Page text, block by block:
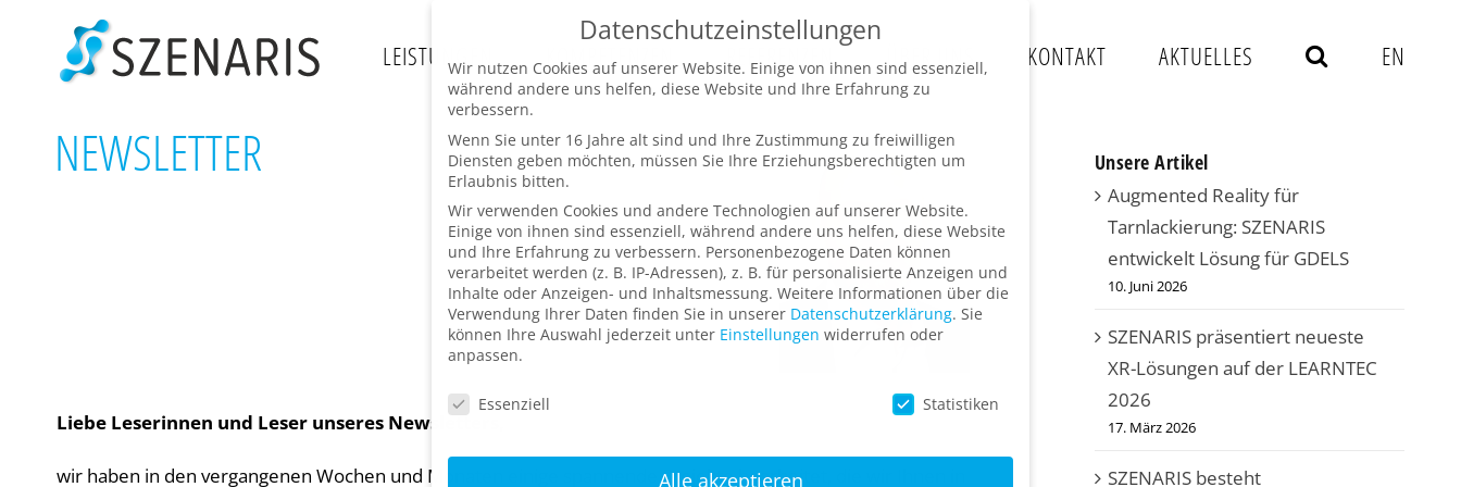
springen
LEISTUNGEN KOMPETENZEN REFERENZEN ÜBER UNS KONTAKT AKTUELLES EN
NEWSLETTER
Liebe Leserinnen und Leser unseres Newsletters,
wir haben in den vergangenen Wochen und Monaten einige spannende Projekte bearbeitet, die wir Ihnen in
Unsere Artikel
Augmented Reality für
Tarnlackierung: SZENARIS
entwickelt Lösung für GDELS
10. Juni 2026
SZENARIS präsentiert neueste
XR-Lösungen auf der LEARNTEC
2026
17. März 2026
SZENARIS besteht
Datenschutzeinstellungen
Wir nutzen Cookies auf unserer Website. Einige von ihnen sind essenziell,
während andere uns helfen, diese Website und Ihre Erfahrung zu
verbessern.
Wenn Sie unter 16 Jahre alt sind und Ihre Zustimmung zu freiwilligen
Diensten geben möchten, müssen Sie Ihre Erziehungsberechtigten um
Erlaubnis bitten.
Wir verwenden Cookies und andere Technologien auf unserer Website.
Einige von ihnen sind essenziell, während andere uns helfen, diese Website
und Ihre Erfahrung zu verbessern. Personenbezogene Daten können
verarbeitet werden (z. B. IP-Adressen), z. B. für personalisierte Anzeigen und
Inhalte oder Anzeigen- und Inhaltsmessung. Weitere Informationen über die
Verwendung Ihrer Daten finden Sie in unserer Datenschutzerklärung. Sie
können Ihre Auswahl jederzeit unter Einstellungen widerrufen oder
anpassen.
Datenschutzeinstellungen
Essenziell Statistiken
Alle akzeptieren